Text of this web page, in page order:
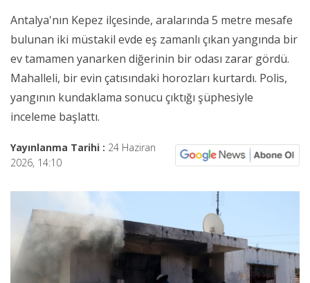
Antalya'nın Kepez ilçesinde, aralarında 5 metre mesafe
bulunan iki müstakil evde eş zamanlı çıkan yangında bir
ev tamamen yanarken diğerinin bir odası zarar gördü.
Mahalleli, bir evin çatısındaki horozları kurtardı. Polis,
yangının kundaklama sonucu çıktığı şüphesiyle
inceleme başlattı.
Yayınlanma Tarihi : 24 Haziran
2026, 14:10